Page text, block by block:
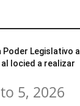
Poder Legislativo al
al Iocied a realizar
5, 2026